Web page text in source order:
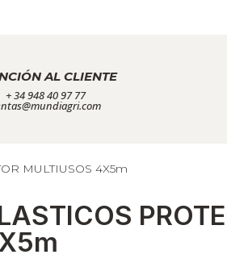
AL CLIENTE
+ 34 948 40 97 77
MULTIUSOS 4X5m